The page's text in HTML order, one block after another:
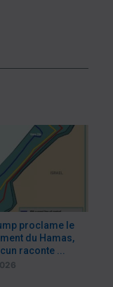
proclame le
du Hamas,
raconte ...